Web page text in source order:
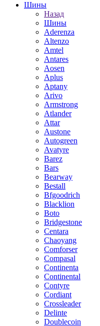
Шины
Назад
Шины
Aderenza
Altenzo
Amtel
Antares
Aosen
Aplus
Aptany
Arivo
Armstrong
Atlander
Attar
Austone
Autogreen
Avatyre
Barez
Bars
Bearway
Bestall
Bfgoodrich
Blacklion
Boto
Bridgestone
Centara
Chaoyang
Comforser
Compasal
Continenta
Continental
Contyre
Cordiant
Crossleader
Delinte
Doublecoin